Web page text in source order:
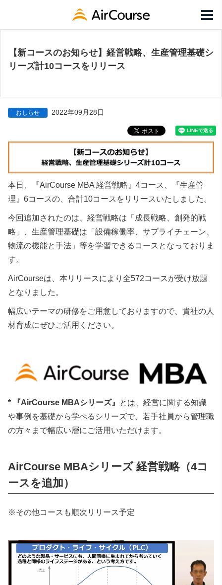
【新コースのお知らせ】経営戦略、生産管理基礎シ
リーズ計10コースをリリース
おしらせ 2022年09月28日
本日、『AirCourse MBA 経営戦略』4コース、『生産管
理』6コースの、合計10コースをリリースいたしました。
今回追加されたのは、経営戦略は「成長戦略、創発的戦
略」、生産管理基礎は「設備稼働率、サプライチェーン、
物流の機能と手法」等を学習できるコースとなっておりま
す。
AirCourseは、本リリースにより全572コースが受け放題
となりました。
幅広いテーマの研修をご用意しておりますので、貴社の人
材育成にぜひご活用ください。
* 『AirCourse MBAシリーズ』
とは、経営に関する知識
や事例を基礎から学べるシリーズで、 若手社員から管理職
の方々まで幅広い層にご活用いただけます。
AirCourse MBAシリーズ 経営戦略（4コ
ースを追加）
※その他コースも順次リリース予定